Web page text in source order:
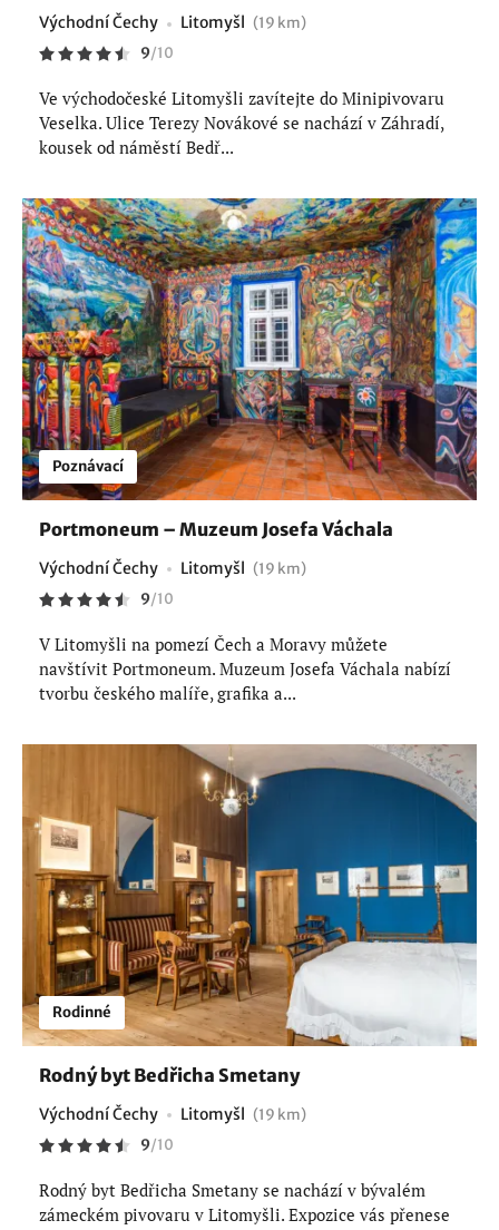
Východní Čechy Litomyšl
(19 km)
9/10
Ve východočeské Litomyšli zavítejte do Minipivovaru
Veselka. Ulice Terezy Novákové se nachází v Záhradí,
kousek od náměstí Bedř...
Poznávací
Portmoneum – Muzeum Josefa Váchala
Východní Čechy Litomyšl
(19 km)
9/10
V Litomyšli na pomezí Čech a Moravy můžete
navštívit Portmoneum. Muzeum Josefa Váchala nabízí
tvorbu českého malíře, grafika a...
Rodinné
Rodný byt Bedřicha Smetany
Východní Čechy Litomyšl (19 km)
9/10
Rodný byt Bedřicha Smetany se nachází v bývalém
zámeckém pivovaru v Litomyšli. Expozice vás přenese